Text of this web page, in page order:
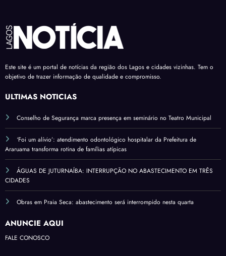
Este site é um portal de notícias da região dos Lagos e cidades vizinhas. Tem o
objetivo de trazer informação de qualidade e compromisso.
ÚLTIMAS NOTÍCIAS
Conselho de Segurança marca presença em seminário no Teatro Municipal
‘Foi um alívio’: atendimento odontológico hospitalar da Prefeitura de
Araruama transforma rotina de famílias atípicas
ÁGUAS DE JUTURNAÍBA: INTERRUPÇÃO NO ABASTECIMENTO EM TRÊS
CIDADES
Obras em Praia Seca: abastecimento será interrompido nesta quarta
ANUNCIE AQUI
FALE CONOSCO